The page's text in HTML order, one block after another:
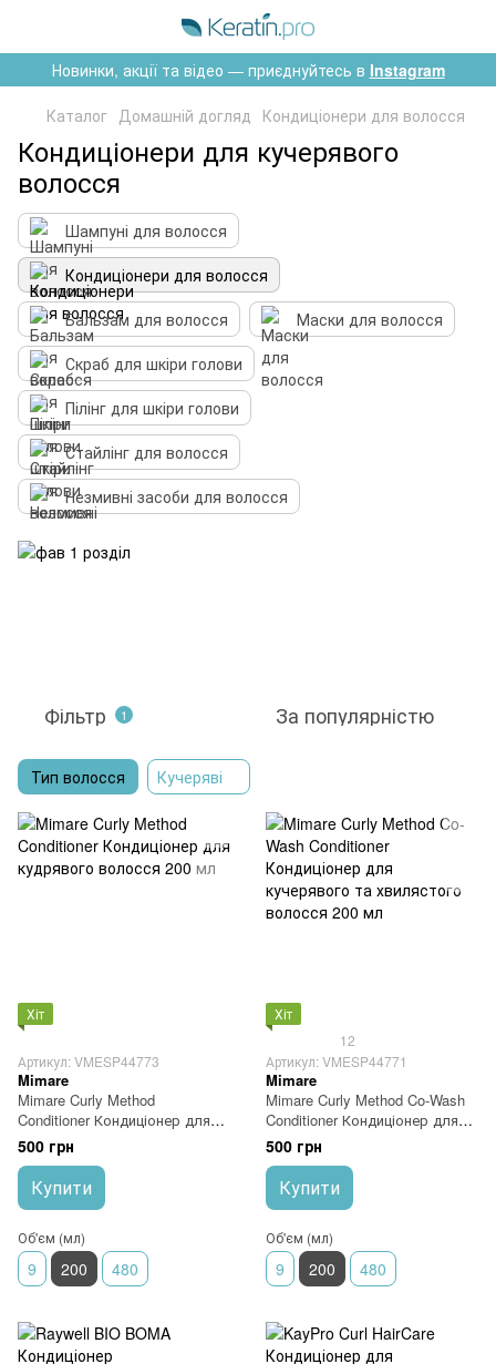
Новинки, акції та відео — приєднуйтесь в Instagram
Каталог Домашній догляд Кондиціонери для волосся
Кондиціонери для кучерявого
волосся
Шампуні для волосся
Кондиціонери для волосся
Бальзам для волосся
Маски для волосся
Скраб для шкіри голови
Пілінг для шкіри голови
Стайлінг для волосся
Незмивні засоби для волосся
Фільтр 1 За популярністю
Тип волосся Кучеряві
Хіт
Артикул: VMESP44773
Mimare
Mimare Curly Method
Conditioner Кондиціонер для
кудрявого волосся 200 мл
500 грн
Купити
Об'єм (мл)
9 200 480
Хіт
12
Артикул: VMESP44771
Mimare
Mimare Curly Method Co-Wash
Conditioner Кондиціонер для
кучерявого та хвилястого
волосся 200 мл
500 грн
Купити
Об'єм (мл)
9 200 480